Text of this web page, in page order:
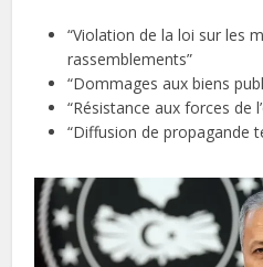
“Violation de la loi sur les
rassemblements”
“Dommages aux biens
“Résistance aux forces de
“Diffusion de propagande